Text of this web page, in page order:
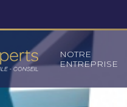
Principal
NOTRE
ENTREPRISE